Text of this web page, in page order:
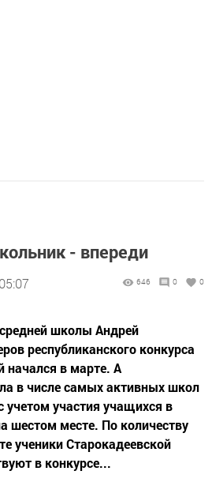
- впереди
646 0 0
школы Андрей
республиканского конкурса
начался в марте. А
в числе самых активных школ
учетом участия учащихся в
шестом месте. По количеству
ученики Старокадеевской
в конкурсе...